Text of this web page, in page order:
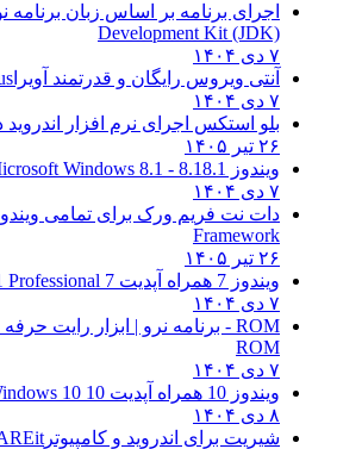
اجرای برنامه بر اساس زبان برنامه
Development Kit (JDK)
۷ دی ۱۴۰۴
آنتی ویروس رایگان و قدرتمند آویرا
۷ دی ۱۴۰۴
بلو استکس اجرای نرم افزار اندروید
۲۶ تیر ۱۴۰۵
ویندوز 8.1
8.1 - Microsoft Windows 8.1
۷ دی ۱۴۰۴
دات نت فریم ورک برای تمامی
Framework
۲۶ تیر ۱۴۰۵
ویندوز 7 همراه آپدیت 7 SP1
Professional
۷ دی ۱۴۰۴
ROM - برنامه نرو | ابزار رایت حرفه ای و
ROM
۷ دی ۱۴۰۴
ویندوز 10 همراه آپدیت 10 22H2
10
۸ دی ۱۴۰۴
شیریت برای اندروید و کامپیوتر